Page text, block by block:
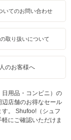
いてのお問い合わせ
取り扱いについて
のお客様へ
用品・コンビニ）の
店舗のお得なセール
。 Shufoo!（シュフ
にご確認いただけま